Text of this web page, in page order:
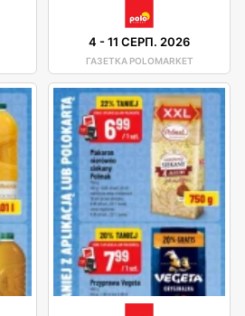
4 -11 СЕРП. 2026
ГАЗЕТКА POLOMARKET